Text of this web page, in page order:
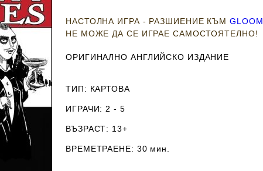
НАСТОЛНА ИГРА - РАЗШИЕНИЕ КЪМ GLOOM
НЕ МОЖЕ ДА СЕ ИГРАЕ САМОСТОЯТЕЛНО!
ОРИГИНАЛНО АНГЛИЙСКО ИЗДАНИЕ
ТИП: КАРТОВА
ИГРАЧИ: 2 - 5
ВЪЗРАСТ: 13+
ВРЕМЕТРАЕНЕ: 30 мин.